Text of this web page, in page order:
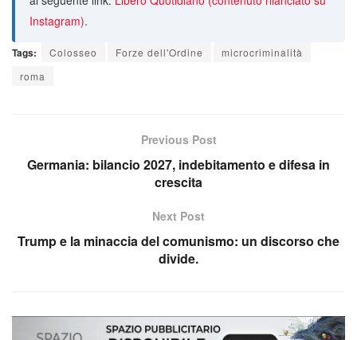
Instagram).
Tags: Colosseo Forze dell'Ordine
microcriminalità
roma
Previous Post
Germania: bilancio 2027, indebitamento e difesa in
crescita
Next Post
Trump e la minaccia del comunismo: un discorso che
divide.